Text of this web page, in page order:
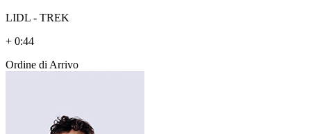
LIDL - TREK
+ 0:44
Ordine di Arrivo